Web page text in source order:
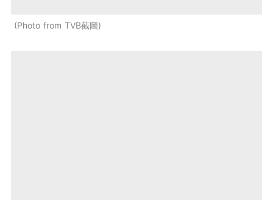
Photo from TVB截圖